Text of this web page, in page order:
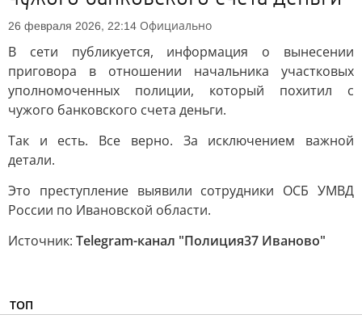
26 февраля 2026, 22:14 Официально
В сети публикуется, информация о вынесении
приговора в отношении начальника участковых
уполномоченных полиции, который похитил с
чужого банковского счета деньги.
Так и есть. Все верно. За исключением важной
детали.
Это преступление выявили сотрудники ОСБ УМВД
России по Ивановской области.
Источник: Telegram-канал "Полиция37 Иваново"
ТОП